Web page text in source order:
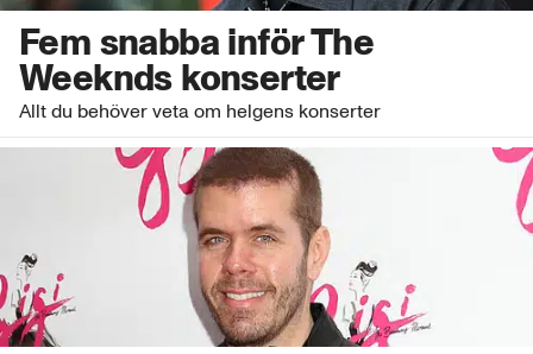
Fem snabba inför The
Weeknds konserter
Allt du behöver veta om helgens konserter